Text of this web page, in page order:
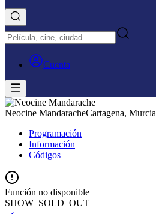
Cuenta
Neocine MandaracheCartagena, Murcia
Programación
Información
Códigos
Función no disponible
SHOW_SOLD_OUT